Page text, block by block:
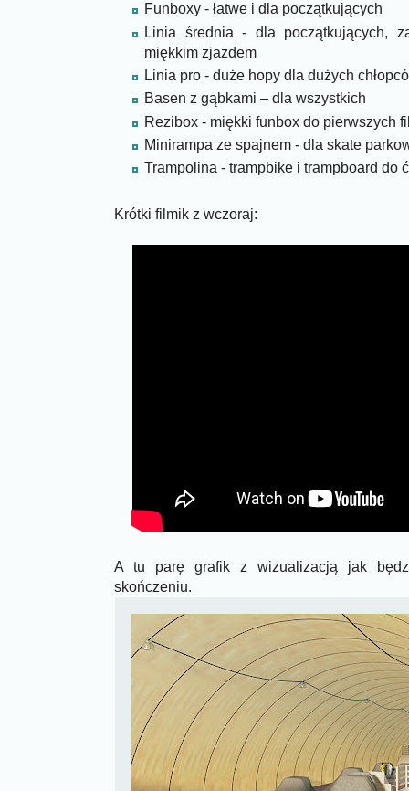
Funboxy - łatwe i dla początkujących
Linia średnia - dla początkujących,
miękkim zjazdem
Linia pro - duże hopy dla dużych
Basen z gąbkami – dla wszystkich
Rezibox - miękki funbox do pierwszych
Minirampa ze spajnem - dla skate
Trampolina - trampbike i trampboard do
Krótki filmik z wczoraj:
A tu parę grafik z wizualizacją jak
skończeniu.